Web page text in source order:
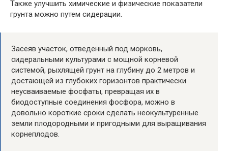
Также улучшить химические и физические показатели
грунта можно путем сидерации.
Засеяв участок, отведенный под морковь,
сидеральными культурами с мощной корневой
системой, рыхлящей грунт на глубину до 2 метров и
достающей из глубоких горизонтов практически
неусваиваемые фосфаты, превращая их в
биодоступные соединения фосфора, можно в
довольно короткие сроки сделать неокультуренные
земли плодородными и пригодными для выращивания
корнеплодов.